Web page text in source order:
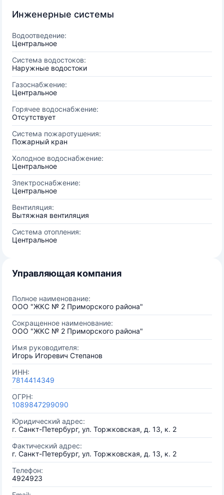
Инженерные системы
Водоотведение:
Центральное
Система водостоков:
Наружные водостоки
Газоснабжение:
Центральное
Горячее водоснабжение:
Отсутствует
Система пожаротушения:
Пожарный кран
Холодное водоснабжение:
Центральное
Электроснабжение:
Центральное
Вентиляция:
Вытяжная вентиляция
Система отопления:
Центральное
Управляющая компания
Полное наименование:
ООО "ЖКС № 2 Приморского района"
Сокращенное наименование:
ООО "ЖКС № 2 Приморского района"
Имя руководителя:
Игорь Игоревич Степанов
ИНН:
7814414349
ОГРН:
1089847299090
Юридический адрес:
г. Санкт-Петербург, ул. Торжковская, д. 13, к. 2
Фактический адрес:
г. Санкт-Петербург, ул. Торжковская, д. 13, к. 2
Телефон:
4924923